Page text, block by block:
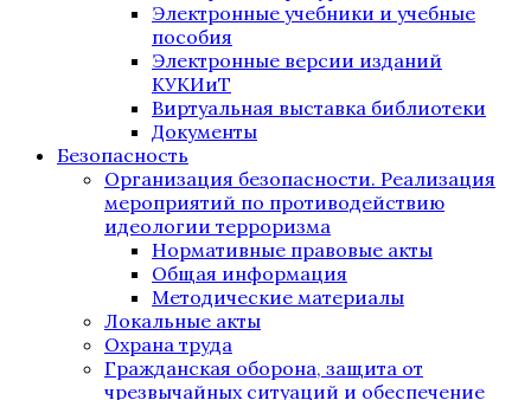
Электронные учебники и учебные
пособия
Электронные версии изданий
КУКИиТ
Виртуальная выставка библиотеки
Документы
Безопасность
Организация безопасности. Реализация
мероприятий по противодействию
идеологии терроризма
Нормативные правовые акты
Общая информация
Методические материалы
Локальные акты
Охрана труда
Гражданская оборона, защита от
чрезвычайных ситуаций и обеспечение